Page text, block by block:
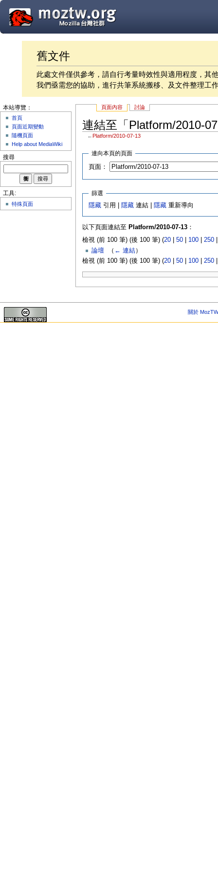
舊文件
此處文件僅供參考，請自行考量時效性與適用程度，其
我們亟需您的協助，進行共筆系統搬移、及文件整理工
頁面內容 討論
連結至「Platform/2010-
← Platform/2010-07-13
連向本頁的頁面
頁面：
篩選
隱藏 引用 | 隱藏 連結 | 隱藏 重新導向
以下頁面連結至 Platform/2010-07-13：
檢視 (前 100 筆) (後 100 筆) (20| 50| 100| 250
論壇
（ ← 連結）
檢視 (前 100 筆) (後 100 筆) (20| 50| 100| 250
本站導覽：
首頁
頁面近期變動
隨機頁面
Help about MediaWiki
搜尋
工具:
特殊頁面
關於